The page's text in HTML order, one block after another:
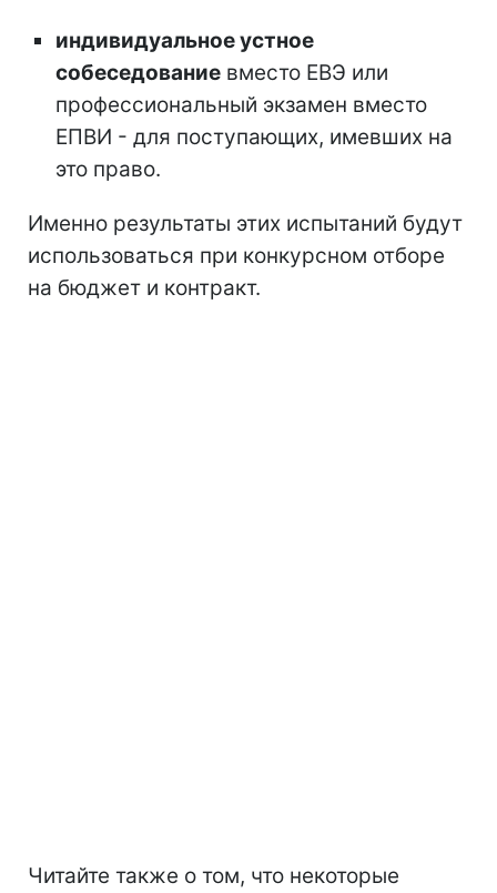
индивидуальное устное
собеседование вместо ЕВЭ или
профессиональный экзамен вместо
ЕПВИ - для поступающих, имевших на
это право.
Именно результаты этих испытаний будут
использоваться при конкурсном отборе
на бюджет и контракт.
Читайте также о том, что некоторые